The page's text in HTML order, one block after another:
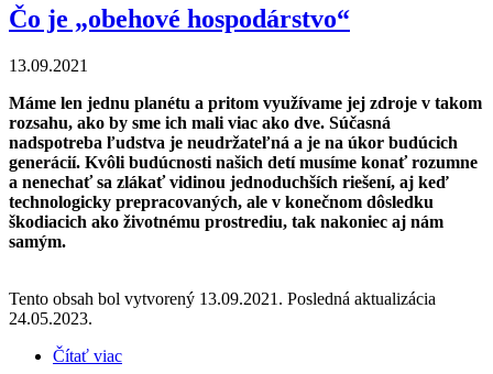
Čo je „obehové hospodárstvo“
13.09.2021
Máme len jednu planétu a pritom využívame jej zdroje v takom
rozsahu, ako by sme ich mali viac ako dve. Súčasná
nadspotreba ľudstva je neudržateľná a je na úkor budúcich
generácií. Kvôli budúcnosti našich detí musíme konať rozumne
a nenechať sa zlákať vidinou jednoduchších riešení, aj keď
technologicky prepracovaných, ale v konečnom dôsledku
škodiacich ako životnému prostrediu, tak nakoniec aj nám
samým.
Tento obsah bol vytvorený 13.09.2021. Posledná aktualizácia
24.05.2023.
Čítať viac